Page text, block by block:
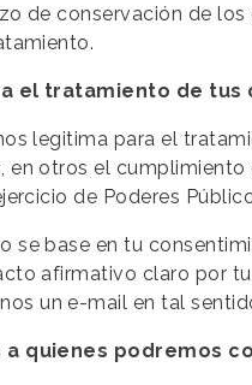
de conservación de
el tratamiento de tus
legitima para el
en otros el
de Poderes
se base en tu
afirmativo claro por
un e-mail en tal
quienes podremos